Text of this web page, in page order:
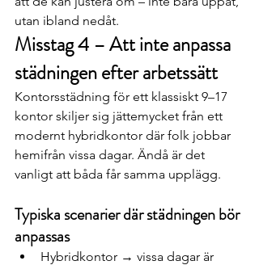
utan ibland nedåt.
Misstag 4 – Att inte anpassa
städningen efter arbetssätt
Kontorsstädning för ett klassiskt 9–17
kontor skiljer sig jättemycket från ett
modernt hybridkontor där folk jobbar
hemifrån vissa dagar. Ändå är det
vanligt att båda får samma upplägg.
Typiska scenarier där städningen bör
anpassas
Hybridkontor → vissa dagar är